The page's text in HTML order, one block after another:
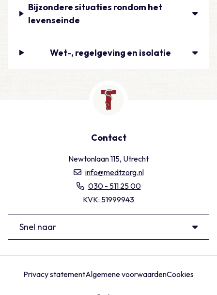
Bijzondere situaties rondom het
levenseinde
Wet-, regelgeving en isolatie
Snel naar
Contact
Newtonlaan 115, Utrecht
info@medtzorg.nl
030 - 511 25 00
KVK: 51999943
Privacy statementAlgemene voorwaardenCookies